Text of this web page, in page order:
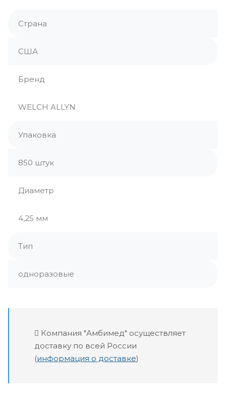
Страна
США
Бренд
WELCH ALLYN
Упаковка
850 штук
Диаметр
4,25 мм
Тип
одноразовые
Компания "Амбимед" осуществляет
доставку по всей России
(информация о доставке)